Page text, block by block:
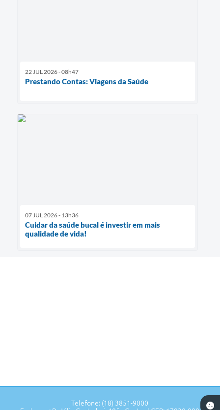
22 JUL 2026 - 08h47
Prestando Contas: Viagens da Saúde
07 JUL 2026 - 13h36
Cuidar da saúde bucal é investir em mais
qualidade de vida!
Telefone: (18) 3851-9000